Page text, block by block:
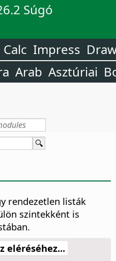
Súgó
Calc Impress
Arab Asztúriai
rendezetlen listák
szintekként is
eléréséhez...